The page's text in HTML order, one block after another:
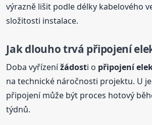
výrazně lišit podle délky kabelového
složitosti instalace.
Jak dlouho trvá připojení
Doba vyřízenížádosti o připojení
na technické náročnosti projektu. U
připojení může být proces hotový
týdnů.